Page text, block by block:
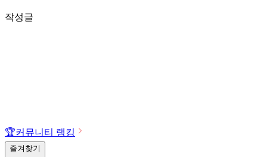
작성글
🏆커뮤니티 랭킹
즐겨찾기